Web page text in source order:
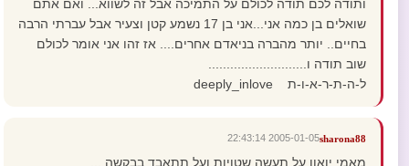
ותודה לכם תודה לכולם על התמיכה אבל זה לשווא... ואם אתם
שואלים בן כמה אני...אני בן 17 נשמע קטן וצעיר אבל עברתי הרבה
בחיים.. יותר מהברה בניאדם אחרים.... אז זהו אני אומר לכולם
שוב תודה ו...........................
ל-ה-ת-ר-א-ו-ת deeply_inlove
sharona88
2005-01-05 22:43:14
מאמי יואוו על תעשה שטויות ועל תתאבד בבקשה ...